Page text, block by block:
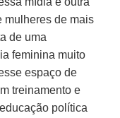
mulheres de mais
de uma
feminina muito
espaço de
treinamento e
política